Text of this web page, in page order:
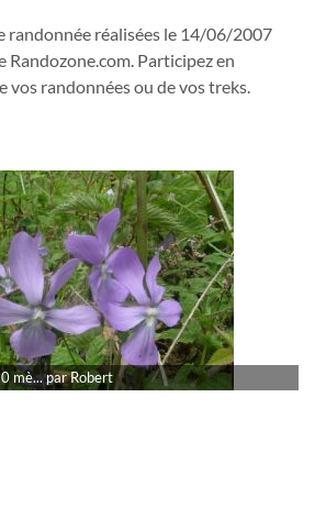
randonnée réalisées le 14/06/2007
Randozone.com. Participez en
vos randonnées ou de vos treks.
mè... par Robert